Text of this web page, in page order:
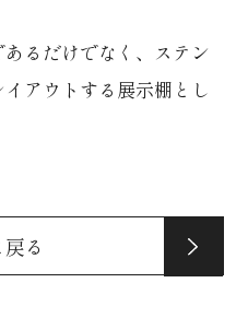
るだけでなく、ステン
アウトする展示棚とし
る